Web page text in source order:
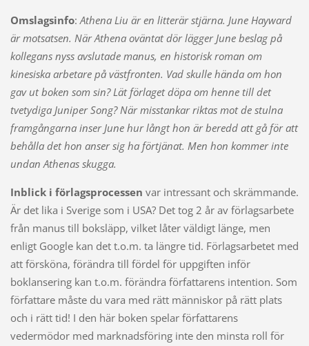
Omslagsinfo: Athena Liu är en litterär stjärna. June Hayward
är motsatsen. När Athena oväntat dör lägger June beslag på
kollegans nyss avslutade manus, en historisk roman om
kinesiska arbetare på västfronten. Vad skulle hända om hon
gav ut boken som sin? Lät förlaget döpa om henne till det
tvetydiga Juniper Song? När misstankar riktas mot de stulna
framgångarna inser June hur långt hon är beredd att gå för att
behålla det hon anser sig ha förtjänat. Men hon kommer inte
undan Athenas skugga.
Inblick i förlagsprocessen var intressant och skrämmande.
Är det lika i Sverige som i USA? Det tog 2 år av förlagsarbete
från manus till boksläpp, vilket låter väldigt länge, men
enligt Google kan det t.o.m. ta längre tid. Förlagsarbetet med
att försköna, förändra till fördel för uppgiften inför
boklansering kan t.o.m. förändra författarens intention. Som
författare måste du vara med rätt människor på rätt plats
och i rätt tid! I den här boken spelar författarens
vedermödor med marknadsföring inte den minsta roll för